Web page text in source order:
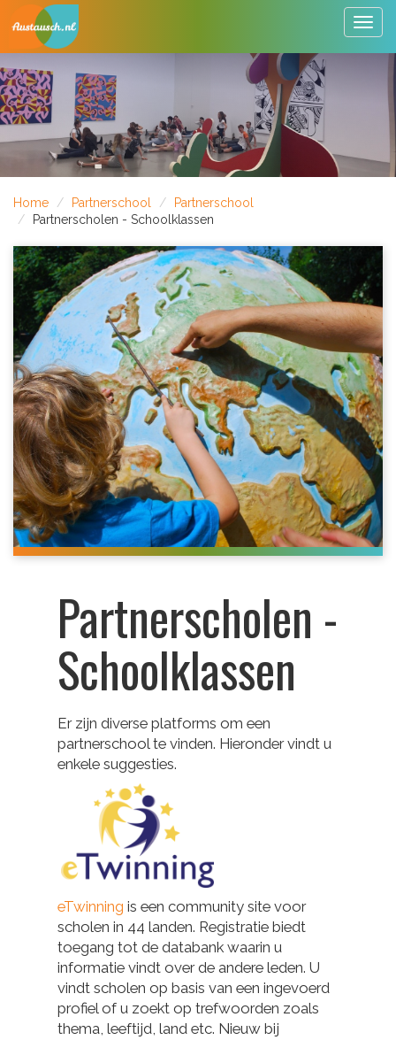
Home Partnerschool
Partnerschool
Partnerscholen - Schoolklassen
Partnerscholen -
Schoolklassen
Er zijn diverse platforms om een
partnerschool te vinden. Hieronder vindt u
enkele suggesties.
eTwinning is een community site voor
scholen in 44 landen. Registratie biedt
toegang tot de databank waarin u
informatie vindt over de andere leden. U
vindt scholen op basis van een ingevoerd
profiel of u zoekt op trefwoorden zoals
thema, leeftijd, land etc. Nieuw bij